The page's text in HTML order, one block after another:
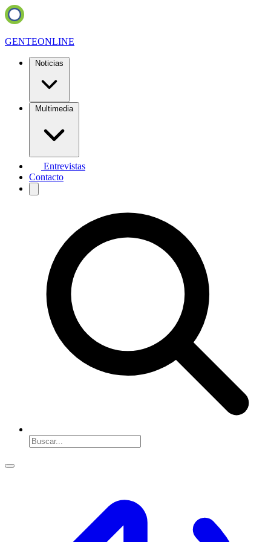
GENTEONLINE
Noticias
Multimedia
Entrevistas
Contacto